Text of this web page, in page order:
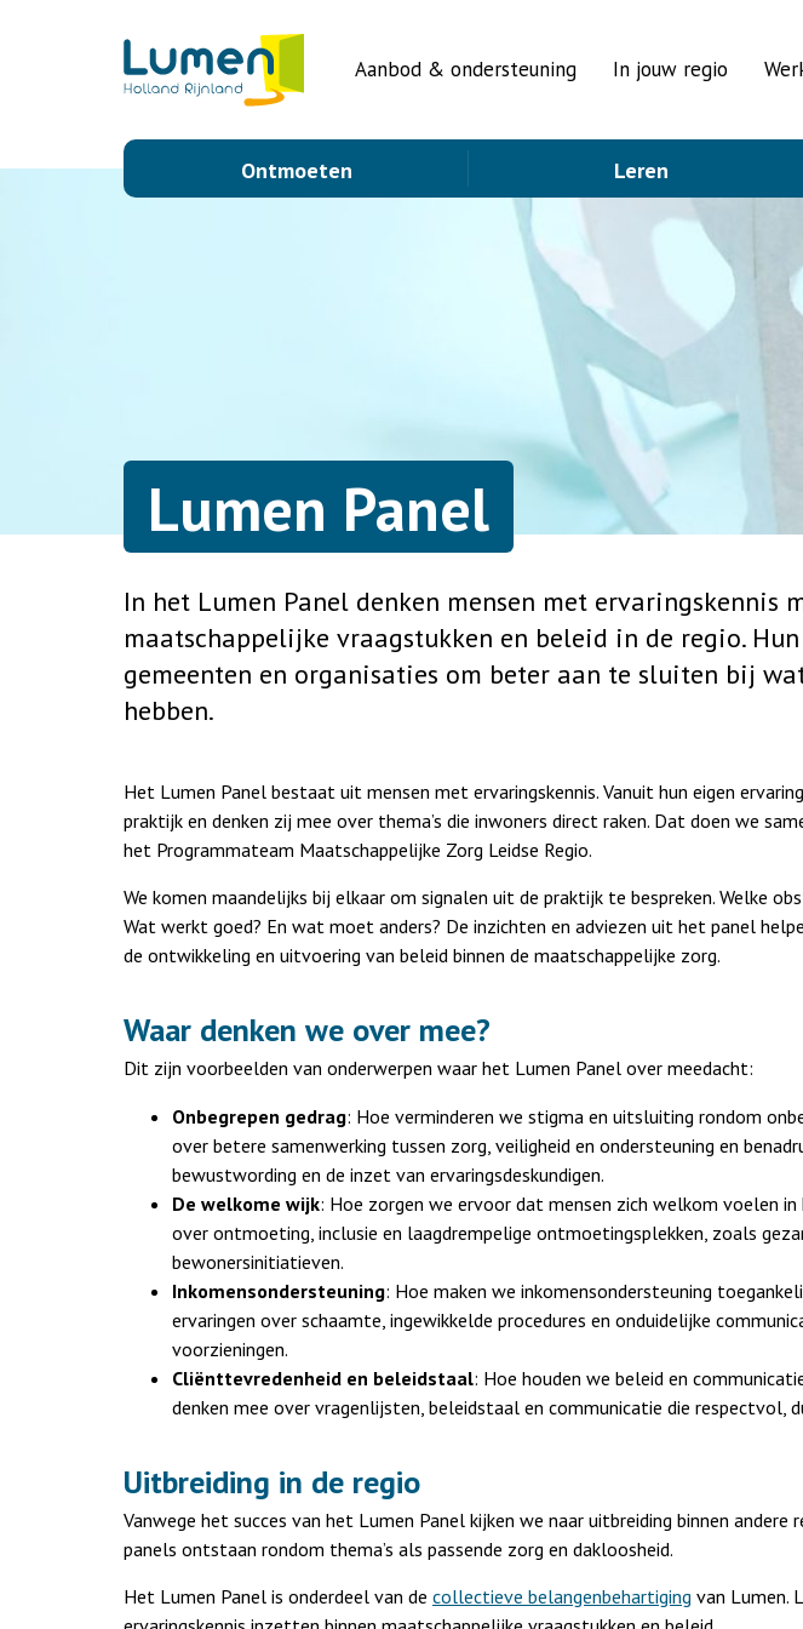
Aanbod & ondersteuning In jouw regio
Ontmoeten Leren
Lumen Panel
In het Lumen Panel denken mensen met ervaringskennis
maatschappelijke vraagstukken en beleid in de regio.
gemeenten en organisaties om beter aan te sluiten bij
hebben.
Het Lumen Panel bestaat uit mensen met ervaringskennis. Vanuit hun eigen
praktijk en denken zij mee over thema’s die inwoners direct raken. Dat doen we
het Programmateam Maatschappelijke Zorg Leidse Regio.
We komen maandelijks bij elkaar om signalen uit de praktijk te bespreken. Welke
Wat werkt goed? En wat moet anders? De inzichten en adviezen uit het panel
de ontwikkeling en uitvoering van beleid binnen de maatschappelijke zorg.
Waar denken we over mee?
Dit zijn voorbeelden van onderwerpen waar het Lumen Panel over meedacht:
Onbegrepen gedrag: Hoe verminderen we stigma en uitsluiting rondom
over betere samenwerking tussen zorg, veiligheid en ondersteuning en
bewustwording en de inzet van ervaringsdeskundigen.
De welkome wijk: Hoe zorgen we ervoor dat mensen zich welkom voelen in
over ontmoeting, inclusie en laagdrempelige ontmoetingsplekken, zoals
bewonersinitiatieven.
Inkomensondersteuning: Hoe maken we inkomensondersteuning
ervaringen over schaamte, ingewikkelde procedures en onduidelijke
voorzieningen.
Cliënttevredenheid en beleidstaal: Hoe houden we beleid en
denken mee over vragenlijsten, beleidstaal en communicatie die respectvol,
Uitbreiding in de regio
Vanwege het succes van het Lumen Panel kijken we naar uitbreiding binnen andere
panels ontstaan rondom thema’s als passende zorg en dakloosheid.
Het Lumen Panel is onderdeel van de collectieve belangenbehartiging van Lumen.